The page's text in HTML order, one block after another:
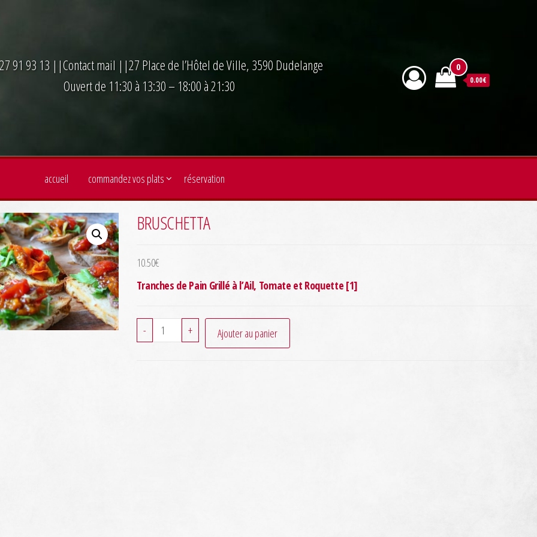
91 93 13 ||Contact mail ||27 Place de l’Hôtel de Ville, 3590 Dudelange
Ouvert de 11:30 à 13:30 – 18:00 à 21:30
0
0.00€
accueil commandez vos plats réservation
BRUSCHETTA
10.50€
Tranches de Pain Grillé à l’Ail, Tomate et Roquette [1]
-
quantité
de
+ Ajouter au panier